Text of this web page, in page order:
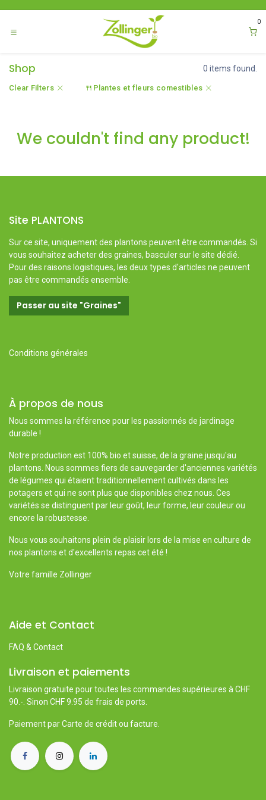
0
Shop 0 items found.
Clear Filters 🍴Plantes et fleurs comestibles
We couldn't find any product!
Site PLANTONS
Sur ce site, uniquement des plantons peuvent être commandés. Si
vous souhaitez acheter des graines, basculer sur le site dédié.
Pour des raisons logistiques, les deux types d'articles ne peuvent
pas être commandés ensemble.
Passer au site "Graines"
Conditions générales
À propos de nous
Nous sommes la référence pour les passionnés de jardinage
durable !
Notre production est 100% bio et suisse, de la graine jusqu'au
plantons. Nous sommes fiers de sauvegarder d'anciennes variétés
de légumes qui étaient traditionnellement cultivés dans les
potagers et qui ne sont plus que disponibles chez nous. Ces
variétés se distinguent par leur goût, leur forme, leur couleur ou
encore la robustesse.
Nous vous souhaitons plein de plaisir lors de la mise en culture de
nos plantons et d'excellents repas cet été !
Votre famille Zollinger
Aide et Contact
FAQ & Contact
Livraison et paiements
Livraison gratuite pour toutes les commandes supérieures à CHF
90.-. Sinon CHF 9.95 de frais de ports.
Paiement par Carte de crédit ou facture.